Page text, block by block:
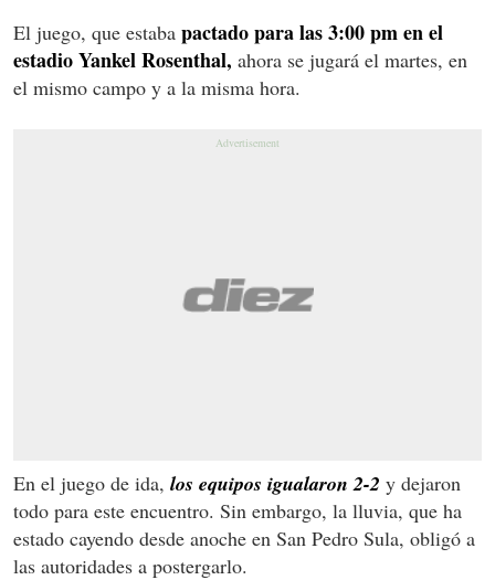
El juego, que estaba pactado para las 3:00 pm en el
estadio Yankel Rosenthal, ahora se jugará el martes, en
el mismo campo y a la misma hora.
En el juego de ida, los equipos igualaron 2-2 y dejaron
todo para este encuentro. Sin embargo, la lluvia, que ha
estado cayendo desde anoche en San Pedro Sula, obligó a
las autoridades a postergarlo.